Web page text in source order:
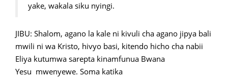
yake, wakala siku nyingi.
JIBU: Shalom, agano la kale ni kivuli cha agano jipya bali
mwili ni wa Kristo, hivyo basi, kitendo hicho cha nabii
Eliya kutumwa sarepta kinamfunua Bwana
Yesu mwenyewe. Soma katika